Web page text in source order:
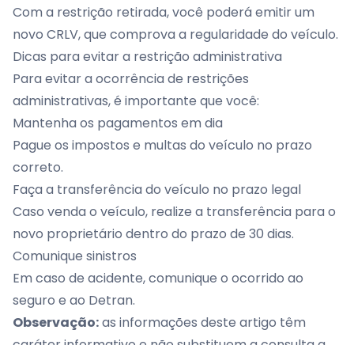
Com a restrição retirada, você poderá emitir um
novo CRLV, que comprova a regularidade do veículo.
Dicas para evitar a restrição administrativa
Para evitar a ocorrência de restrições
administrativas, é importante que você:
Mantenha os pagamentos em dia
Pague os impostos e multas do veículo no prazo
correto.
Faça a transferência do veículo no prazo legal
Caso venda o veículo, realize a transferência para o
novo proprietário dentro do prazo de 30 dias.
Comunique sinistros
Em caso de acidente, comunique o ocorrido ao
seguro e ao Detran.
Observação:as informações deste artigo têm